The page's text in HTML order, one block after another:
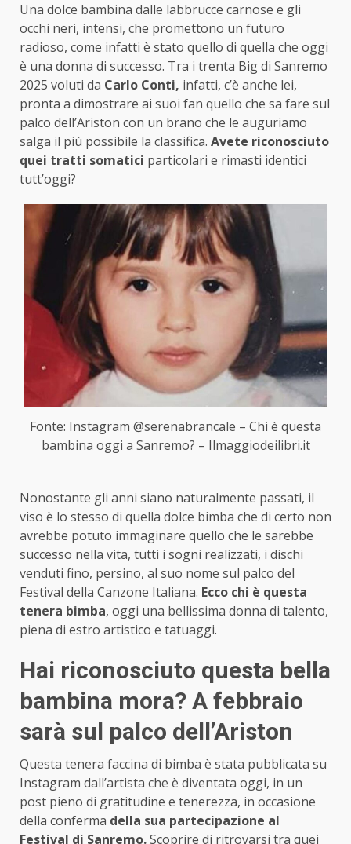
Una dolce bambina dalle labbrucce carnose e gli
occhi neri, intensi, che promettono un futuro
radioso, come infatti è stato quello di quella che oggi
è una donna di successo. Tra i trenta Big di Sanremo
2025 voluti da Carlo Conti, infatti, c’è anche lei,
pronta a dimostrare ai suoi fan quello che sa fare sul
palco dell’Ariston con un brano che le auguriamo
salga il più possibile la classifica. Avete riconosciuto
quei tratti somatici particolari e rimasti identici
tutt’oggi?
Fonte: Instagram @serenabrancale – Chi è questa
bambina oggi a Sanremo? – Ilmaggiodeilibri.it
Nonostante gli anni siano naturalmente passati, il
viso è lo stesso di quella dolce bimba che di certo non
avrebbe potuto immaginare quello che le sarebbe
successo nella vita, tutti i sogni realizzati, i dischi
venduti fino, persino, al suo nome sul palco del
Festival della Canzone Italiana. Ecco chi è questa
tenera bimba, oggi una bellissima donna di talento,
piena di estro artistico e tatuaggi.
Hai riconosciuto questa bella
bambina mora? A febbraio
sarà sul palco dell’Ariston
Questa tenera faccina di bimba è stata pubblicata su
Instagram dall’artista che è diventata oggi, in un
post pieno di gratitudine e tenerezza, in occasione
della conferma della sua partecipazione al
Festival di Sanremo.Scoprire di ritrovarsi tra quei